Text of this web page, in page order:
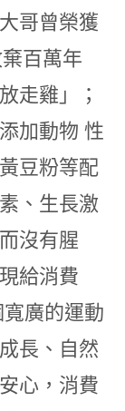
哥曾榮獲
百萬年
走雞」；
加動物 性
豆粉等配
、生長激
沒有腥
給消費
廣的運動
長、自然
心，消費